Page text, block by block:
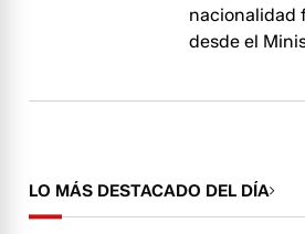
nacionalidad
desde el
LO MÁS DESTACADO DEL DÍA